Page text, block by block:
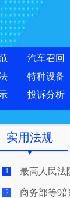
汽车召回
特种设备
投诉分析
实用法规
1 最高人民法院发布《关
2 商务部等9部门